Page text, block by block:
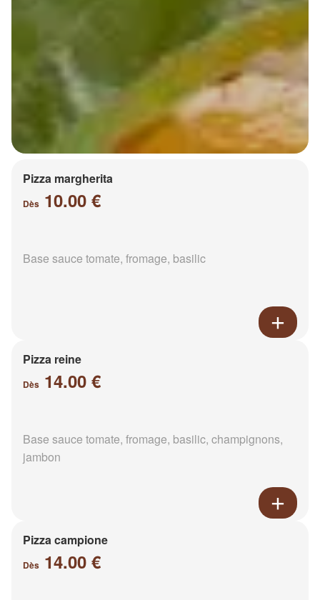
Pizza margherita
Dès 10.00 €
Base sauce tomate, fromage, basilic
Pizza reine
Dès 14.00 €
Base sauce tomate, fromage, basilic, champignons,
jambon
Pizza campione
Dès 14.00 €